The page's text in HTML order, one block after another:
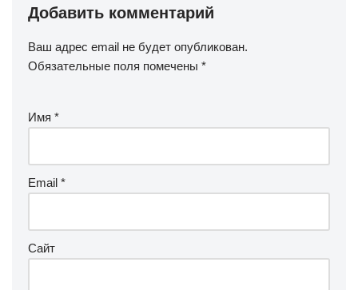
Добавить комментарий
Ваш адрес email не будет опубликован.
Обязательные поля помечены *
Имя *
Email *
Сайт